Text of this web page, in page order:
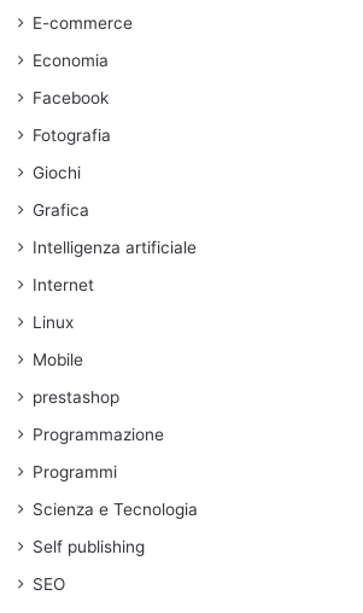
E-commerce
Economia
Facebook
Fotografia
Giochi
Grafica
Intelligenza artificiale
Internet
Linux
Mobile
prestashop
Programmazione
Programmi
Scienza e Tecnologia
Self publishing
SEO